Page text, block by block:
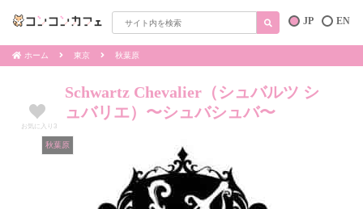
EN
JP
ホーム 東京 秋葉原
お気に入り 3
Schwartz Chevalier（シュバルツ シ
ュバリエ）〜シュバシュバ〜
秋葉原